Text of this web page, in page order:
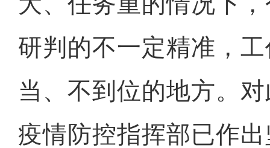
研判的不一定精准，
当、不到位的地方。
疫情防控指挥部已作